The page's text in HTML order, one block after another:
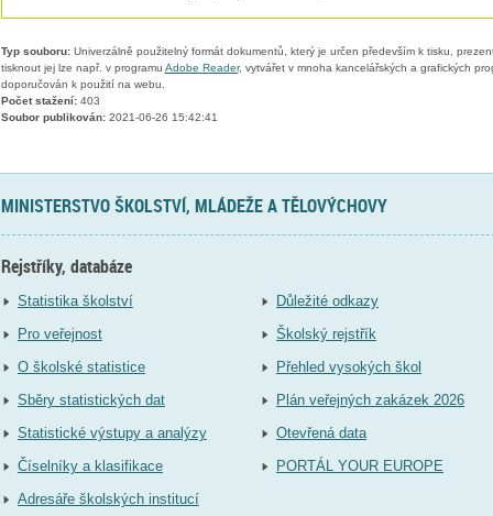
Typ souboru:Univerzálně použitelný formát dokumentů, který je určen především k tisku,
tisknout jej lze např. v programu Adobe Reader, vytvářet v mnoha kancelářských a grafických
doporučován k použití na webu.
Počet stažení:403
Soubor publikován:2021-06-26 15:42:41
MINISTERSTVO ŠKOLSTVÍ, MLÁDEŽE A TĚLOVÝCHOVY
Rejstříky, databáze
Statistika školství
Pro veřejnost
O školské statistice
Sběry statistických dat
Statistické výstupy a analýzy
Číselníky a klasifikace
Adresáře školských institucí
Důležité odkazy
Školský rejstřík
Přehled vysokých škol
Plán veřejných zakázek 2026
Otevřená data
PORTÁL YOUR EUROPE